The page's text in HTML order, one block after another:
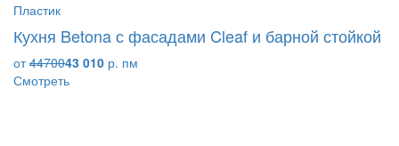
Пластик
Кухня Betona с фасадами Cleaf и барной стойкой
от4470043 010 р. пм
Смотреть